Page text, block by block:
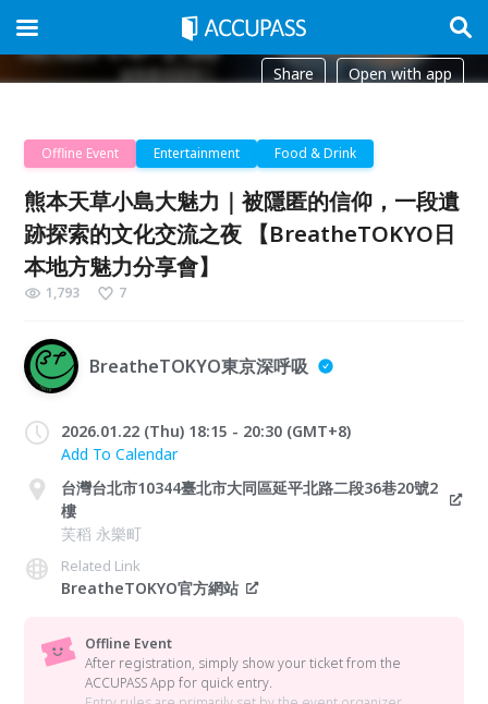
Share Open with app
Offline Event Entertainment Food & Drink
熊本天草小島大魅力｜被隱匿的信仰，一段遺
跡探索的文化交流之夜 【BreatheTOKYO日
本地方魅力分享會】
1,793 7
BreatheTOKYO東京深呼吸
2026.01.22 (Thu) 18:15 - 20:30 (GMT+8)
Add To Calendar
台灣台北市10344臺北市大同區延平北路二段36巷20號2
樓
芙稻 永樂町
Related Link
BreatheTOKYO官方網站
Offline Event
After registration, simply show your ticket from the
ACCUPASS App for quick entry.